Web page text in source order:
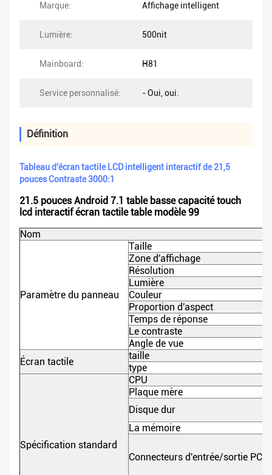
Marque: Affichage intelligent
Lumière: 500nit
Mainboard: H81
Service personnalisé: - Oui, oui.
Définition
Tableau d'écran tactile LCD intelligent interactif de 21,5
pouces Contraste 3000:1
21.5 pouces Android 7.1 table basse capacité touch
lcd interactif écran tactile table modèle 99
Nom
Paramètre du panneau
Taille
Zone d'affichage
Résolution
Lumière
Couleur
Proportion d'aspect
Temps de réponse
Le contraste
Angle de vue
Écran tactile
taille
type
Spécification standard
CPU
Plaque mère
Disque dur
La mémoire
Connecteurs d'entrée/sortie PC